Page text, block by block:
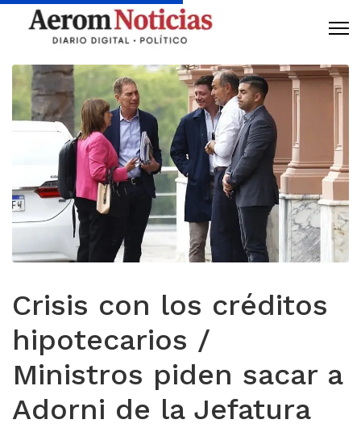
Crisis con los créditos
hipotecarios /
Ministros piden sacar a
Adorni de la Jefatura